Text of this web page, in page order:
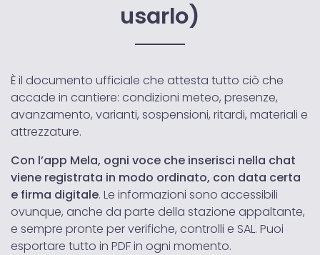
usarlo)
È il documento ufficiale che attesta tutto ciò che
accade in cantiere: condizioni meteo, presenze,
avanzamento, varianti, sospensioni, ritardi, materiali e
attrezzature.
Con l’app Mela, ogni voce che inserisci nella chat
viene registrata in modo ordinato, con data certa
e firma digitale. Le informazioni sono accessibili
ovunque, anche da parte della stazione appaltante,
e sempre pronte per verifiche, controlli e SAL. Puoi
esportare tutto in PDF in ogni momento.